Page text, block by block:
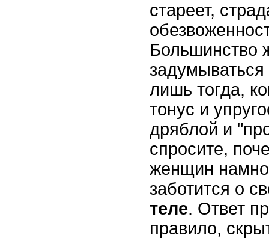
стареет,
Большинство
лишь тогда,
тонус и
дряблой и
спросите,
женщин
заботится о
теле. Ответ
правило,